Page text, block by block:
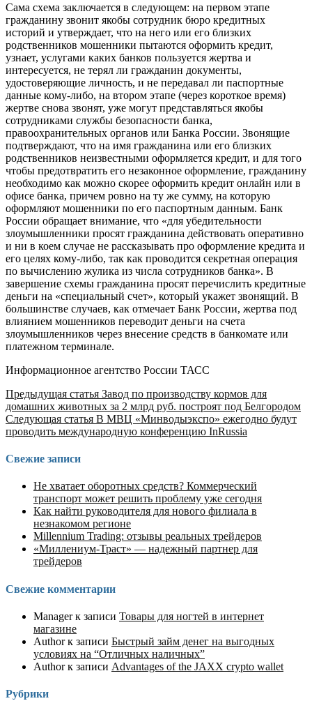
Сама схема заключается в следующем: на первом этапе
гражданину звонит якобы сотрудник бюро кредитных
историй и утверждает, что на него или его близких
родственников мошенники пытаются оформить кредит,
узнает, услугами каких банков пользуется жертва и
интересуется, не терял ли гражданин документы,
удостоверяющие личность, и не передавал ли паспортные
данные кому-либо, на втором этапе (через короткое время)
жертве снова звонят, уже могут представляться якобы
сотрудниками службы безопасности банка,
правоохранительных органов или Банка России. Звонящие
подтверждают, что на имя гражданина или его близких
родственников неизвестными оформляется кредит, и для того
чтобы предотвратить его незаконное оформление, гражданину
необходимо как можно скорее оформить кредит онлайн или в
офисе банка, причем ровно на ту же сумму, на которую
оформляют мошенники по его паспортным данным. Банк
России обращает внимание, что «для убедительности
злоумышленники просят гражданина действовать оперативно
и ни в коем случае не рассказывать про оформление кредита и
его целях кому-либо, так как проводится секретная операция
по вычислению жулика из числа сотрудников банка». В
завершение схемы гражданина просят перечислить кредитные
деньги на «специальный счет», который укажет звонящий. В
большинстве случаев, как отмечает Банк России, жертва под
влиянием мошенников переводит деньги на счета
злоумышленников через внесение средств в банкомате или
платежном терминале.
Информационное агентство России ТАСС
Продолжить
чтение
Предыдущая статья Завод по производству кормов для
домашних животных за 2 млрд руб. построят под Белгородом
Следующая статья В МВЦ «Минводыэкспо» ежегодно будут
проводить международную конференцию InRussia
Свежие записи
Не хватает оборотных средств? Коммерческий
транспорт может решить проблему уже сегодня
Как найти руководителя для нового филиала в
незнакомом регионе
Millennium Trading: отзывы реальных трейдеров
«Миллениум-Траст» — надежный партнер для
трейдеров
Свежие комментарии
Managerк записи Товары для ногтей в интернет
магазине
Authorк записи Быстрый займ денег на выгодных
условиях на “Отличных наличных”
Authorк записи Advantages of the JAXX crypto wallet
Рубрики